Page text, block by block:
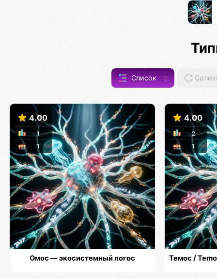
Список 0
4.00
1
1
Омос — экосистемный логос
4.00
1
2
Темос /